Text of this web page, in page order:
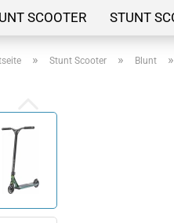
SCOOTER STUNT
» Stunt Scooter » Blunt »